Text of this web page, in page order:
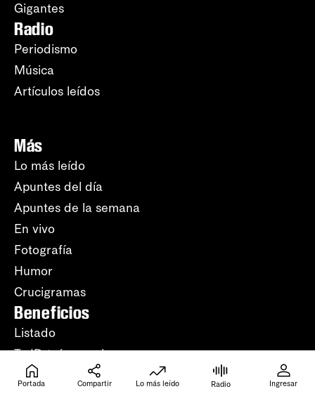
Gigantes
Radio
Periodismo
Música
Artículos leídos
Más
Lo más leído
Apuntes del día
Apuntes de la semana
En vivo
Fotografía
Humor
Crucigramas
Beneficios
Listado
Tu ID (número de
suscripción)
Nosotros
Portada Compartir Lo más leído Radio Ingresar